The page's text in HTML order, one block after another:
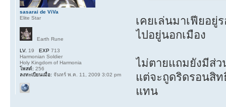
เคยเล่นมาเฟียอ
ไปอยู่นอกเมือง
ไม่ตายแถมยังมีส่ว
แต่จะถูดริดรอนสิท
แทน
sasarai de ViVa
Elite Star
Earth Rune
LV. 19 EXP 713
Harmonian Soldier
Holy Kingdom of Harmonia
โพสต์: 256
ลงทะเบียนเมื่อ: จันทร์ พ.ค. 11, 2009 3:02 pm